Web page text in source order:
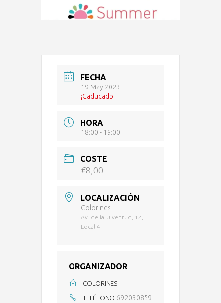
FECHA
19 May 2023
¡Caducado!
HORA
18:00 - 19:00
COSTE
€8,00
LOCALIZACIÓN
Colorines
Av. de la Juventud, 12,
Local 4
ORGANIZADOR
COLORINES
TELÉFONO 692030859